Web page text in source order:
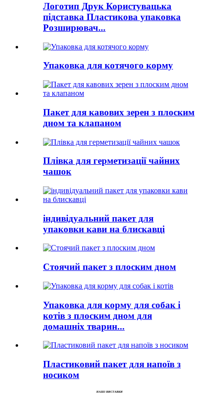
Логотип Друк Користувацька
підставка Пластикова упаковка
Розширювач...
Упаковка для котячого корму
Пакет для кавових зерен з плоским
дном та клапаном
Плівка для герметизації чайних
чашок
індивідуальний пакет для
упаковки кави на блискавці
Стоячий пакет з плоским дном
Упаковка для корму для собак і
котів з плоским дном для
домашніх тварин...
Пластиковий пакет для напоїв з
носиком
НАШІ ВИСТАВКИ